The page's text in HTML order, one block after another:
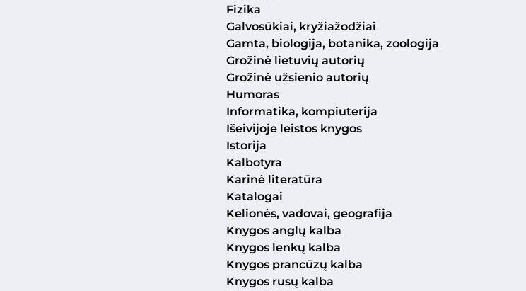
Fizika
Galvosūkiai, kryžiažodžiai
Gamta, biologija, botanika, zoologija
Grožinė lietuvių autorių
Grožinė užsienio autorių
Humoras
Informatika, kompiuterija
Išeivijoje leistos knygos
Istorija
Kalbotyra
Karinė literatūra
Katalogai
Kelionės, vadovai, geografija
Knygos anglų kalba
Knygos lenkų kalba
Knygos prancūzų kalba
Knygos rusų kalba